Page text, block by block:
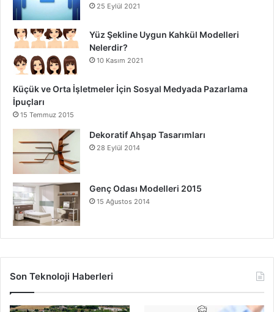
25 Eylül 2021
Yüz Şekline Uygun Kahkül Modelleri
Nelerdir?
10 Kasım 2021
Küçük ve Orta İşletmeler İçin Sosyal Medyada Pazarlama
İpuçları
15 Temmuz 2015
Dekoratif Ahşap Tasarımları
28 Eylül 2014
Genç Odası Modelleri 2015
15 Ağustos 2014
Son Teknoloji Haberleri